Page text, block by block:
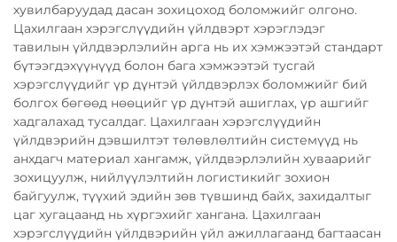
хувилбаруудад дасан зохицоход боломжийг олгоно.
Цахилгаан хэрэгслүүдийн үйлдвэрт хэрэглэдэг
тавилын үйлдвэрлэлийн арга нь их хэмжээтэй стандарт
бүтээгдэхүүнүүд болон бага хэмжээтэй тусгай
хэрэгслүүдийг үр дүнтэй үйлдвэрлэх боломжийг бий
болгох бөгөөд нөөцийг үр дүнтэй ашиглах, үр ашгийг
хадгалахад тусалдаг. Цахилгаан хэрэгслүүдийн
үйлдвэрийн дэвшилтэт төлөвлөлтийн системүүд нь
анхдагч материал хангамж, үйлдвэрлэлийн хуваарийг
зохицуулж, нийлүүлэлтийн логистикийг зохион
байгуулж, түүхий эдийн зөв түвшинд байх, захидалтыг
цаг хугацаанд нь хүргэхийг хангана. Цахилгаан
хэрэгслүүдийн үйлдвэрийн үйл ажиллагаанд багтаасан